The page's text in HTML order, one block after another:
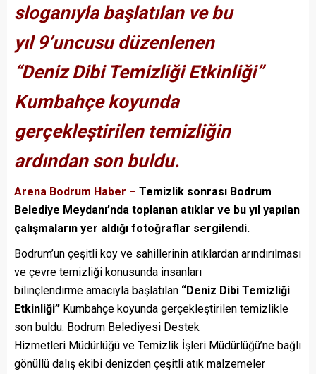
sloganıyla başlatılan ve bu
yıl 9’uncusu düzenlenen
“Deniz Dibi Temizliği Etkinliği”
Kumbahçe koyunda
gerçekleştirilen temizliğin
ardından son buldu.
Arena Bodrum Haber – Temizlik sonrası Bodrum
Belediye Meydanı’nda toplanan atıklar ve bu yıl yapılan
çalışmaların yer aldığı fotoğraflar sergilendi.
Bodrum’un çeşitli koy ve sahillerinin atıklardan arındırılması
ve çevre temizliği konusunda insanları
bilinçlendirme amacıyla başlatılan “Deniz Dibi Temizliği
Etkinliği” Kumbahçe koyunda gerçekleştirilen temizlikle
son buldu. Bodrum Belediyesi Destek
Hizmetleri Müdürlüğü ve Temizlik İşleri Müdürlüğü’ne bağlı
gönüllü dalış ekibi denizden çeşitli atık malzemeler